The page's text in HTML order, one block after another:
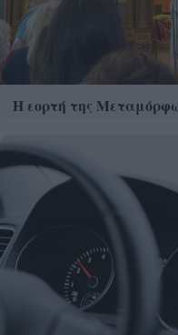
Η εορτή της